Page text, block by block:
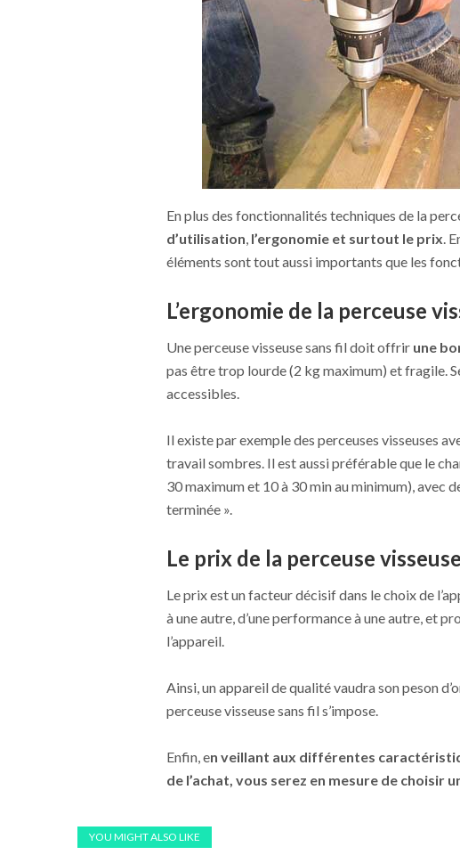
En plus des fonctionnalités techniques de la
d’utilisation, l’ergonomie et surtout le prix.
éléments sont tout aussi importants que les
L’ergonomie de la perceuse
Une perceuse visseuse sans fil doit offrir une
pas être trop lourde (2 kg maximum) et fragile.
accessibles.
Il existe par exemple des perceuses visseuses
travail sombres. Il est aussi préférable que le
30 maximum et 10 à 30 min au minimum), avec
terminée ».
Le prix de la perceuse
Le prix est un facteur décisif dans le choix de
à une autre, d’une performance à une autre, et
l’appareil.
Ainsi, un appareil de qualité vaudra son peson
perceuse visseuse sans fil s’impose.
Enfin, en veillant aux différentes
de l’achat, vous serez en mesure de choisir
YOU MIGHT ALSO LIKE